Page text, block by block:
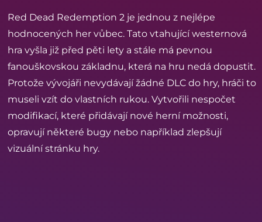
Red Dead Redemption 2 je jednou z nejlépe
hodnocených her vůbec. Tato vtahující westernová
hra vyšla již před pěti lety a stále má pevnou
fanouškovskou základnu, která na hru nedá dopustit.
Protože vývojáři nevydávají žádné DLC do hry, hráči to
museli vzít do vlastních rukou. Vytvořili nespočet
modifikací, které přidávají nové herní možnosti,
opravují některé bugy nebo například zlepšují
vizuální stránku hry.